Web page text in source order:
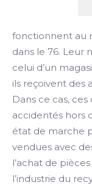
fonctionnent au
dans le 76. Leur
celui d’un
ils reçoivent des
Dans ce cas,
accidentés hors
état de marche
vendues avec
l’achat de
l’industrie du